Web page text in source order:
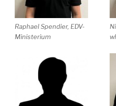
Raphael Spendier, EDV-
Ministerium